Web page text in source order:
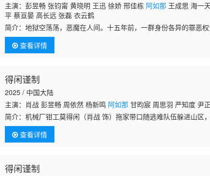
主演：彭昱畅 张钧甯 黄晓明 王迅 徐娇 邢佳栋 阿如那 王成思 海一
平 蔡亘晏 高长远 张磊 衣云鹤
简介：地狱空荡荡，恶魔在人间。十五年前，一群身份各异的罪恶
生晓笛惨遭权贵凌辱致死；十五年后，这些背后操盘者接连惨死，
阳与警官方正楠深入
查看详情
得闲谨制
2025 / 中国大陆
主演：肖战 彭昱畅 周依然 杨新鸣 阿如那 甘昀宸 周思羽 严知度 尹
简介：机械厂钳工莫得闲（肖战 饰）拖家带口随逃难队伍躲进山区
昱畅 饰）及手下在“戈止镇”落脚。然而，莫得闲和妻子夏橙（周依
莫等闲（严知
查看详情
得闲谨制